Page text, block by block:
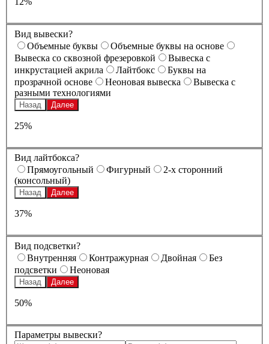
Вид вывески?
Oбъемные буквы
Oбъемные буквы на основе
Вывеска со сквозной фрезеровкой
Вывеска с
инкрустацией акрила
Лайтбокс
Буквы на
прозрачной основе
Неоновая вывеска
Вывеска с
разными технологиями
Назад Далее
25%
Вид лайтбокса?
Прямоугольный
Фигурный
2-х сторонний
(консольный)
Назад Далее
37%
Вид подсветки?
Внутренняя
Контражурная Двойная
Без
подсветки
Неоновая
Назад Далее
50%
Параметры вывески?